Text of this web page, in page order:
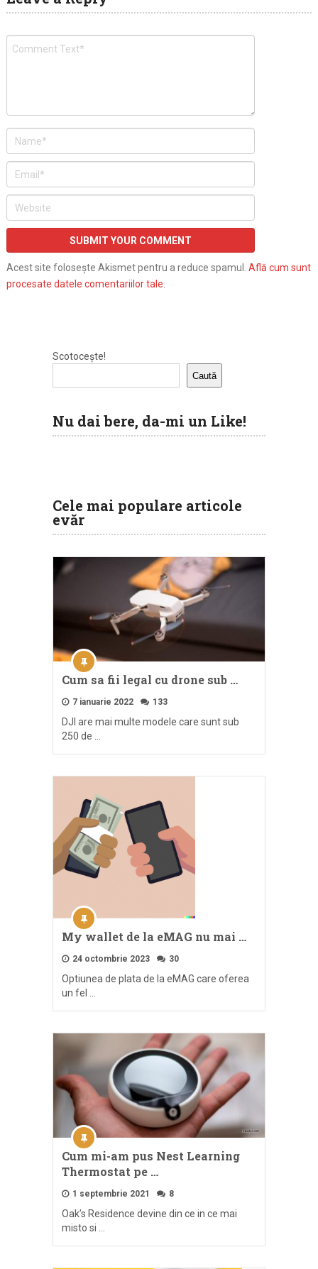
Acest site folosește Akismet pentru a reduce spamul. Află cum sunt
procesate datele comentariilor tale
Scotocește!
Caută
Nu dai bere, da-mi un Like!
Cele mai populare articole
evăr
Cum sa fii legal cu drone sub …
7 ianuarie 2022 133
DJI are mai multe modele care sunt sub
250 de …
My wallet de la eMAG nu mai …
24 octombrie 2023 30
Optiunea de plata de la eMAG care oferea
un fel …
Cum mi-am pus Nest Learning
Thermostat pe …
1 septembrie 2021 8
Oak’s Residence devine din ce in ce mai
misto si …